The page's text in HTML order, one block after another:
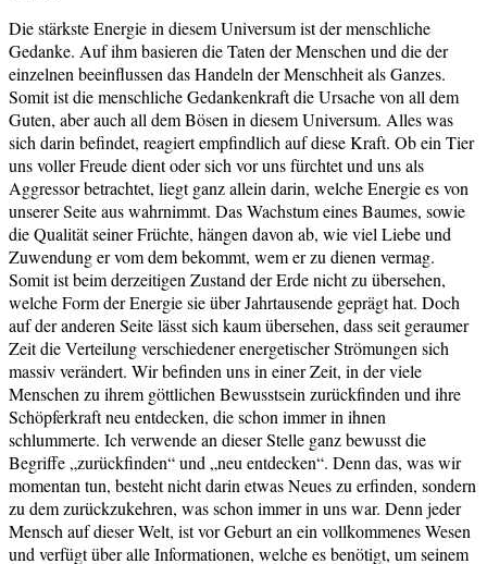
Die stärkste Energie in diesem Universum ist der menschliche
Gedanke. Auf ihm basieren die Taten der Menschen und die der
einzelnen beeinflussen das Handeln der Menschheit als Ganzes.
Somit ist die menschliche Gedankenkraft die Ursache von all dem
Guten, aber auch all dem Bösen in diesem Universum. Alles was
sich darin befindet, reagiert empfindlich auf diese Kraft. Ob ein Tier
uns voller Freude dient oder sich vor uns fürchtet und uns als
Aggressor betrachtet, liegt ganz allein darin, welche Energie es von
unserer Seite aus wahrnimmt. Das Wachstum eines Baumes, sowie
die Qualität seiner Früchte, hängen davon ab, wie viel Liebe und
Zuwendung er vom dem bekommt, wem er zu dienen vermag.
Somit ist beim derzeitigen Zustand der Erde nicht zu übersehen,
welche Form der Energie sie über Jahrtausende geprägt hat. Doch
auf der anderen Seite lässt sich kaum übersehen, dass seit geraumer
Zeit die Verteilung verschiedener energetischer Strömungen sich
massiv verändert. Wir befinden uns in einer Zeit, in der viele
Menschen zu ihrem göttlichen Bewusstsein zurückfinden und ihre
Schöpferkraft neu entdecken, die schon immer in ihnen
schlummerte. Ich verwende an dieser Stelle ganz bewusst die
Begriffe „zurückfinden“ und „neu entdecken“. Denn das, was wir
momentan tun, besteht nicht darin etwas Neues zu erfinden, sondern
zu dem zurückzukehren, was schon immer in uns war. Denn jeder
Mensch auf dieser Welt, ist vor Geburt an ein vollkommenes Wesen
und verfügt über alle Informationen, welche es benötigt, um seinem